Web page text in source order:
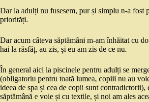
Dar la adulți nu fusesem, pur și simplu n-a fost
priorități.
Dar acum câteva săptămâni m-am înhăitat cu
hai la răsfăț, au zis, și eu am zis de ce nu.
În general aici la piscinele pentru adulți se
(obligatoriu pentru toată lumea, copiii nu au
ideea de spa și cea de copii sunt contradictorii),
săptămână e voie și cu textile, și noi am ales